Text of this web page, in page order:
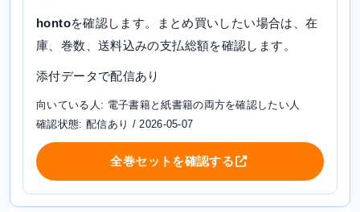
hontoを確認します。まとめ買いしたい場合は、在
庫、巻数、送料込みの支払総額を確認します。
添付データで配信あり
向いている人: 電子書籍と紙書籍の両方を確認したい人
確認状態: 配信あり / 2026-05-07
全巻セットを確認する